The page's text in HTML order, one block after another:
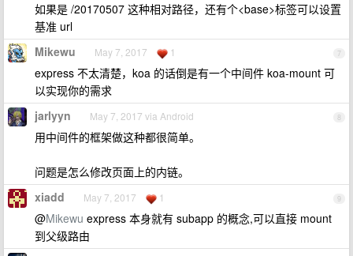
如果是 /20170507 这种相对路径，还有个<base>标签可以设置
基准 url
7
Mikewu May 7, 2017 1
express 不太清楚，koa 的话倒是有一个中间件 koa-mount 可
以实现你的需求
8
jarlyyn May 7, 2017 via Android
用中间件的框架做这种都很简单。
问题是怎么修改页面上的内链。
9
xiadd May 7, 2017 1
@Mikewu express 本身就有 subapp 的概念,可以直接 mount
到父级路由